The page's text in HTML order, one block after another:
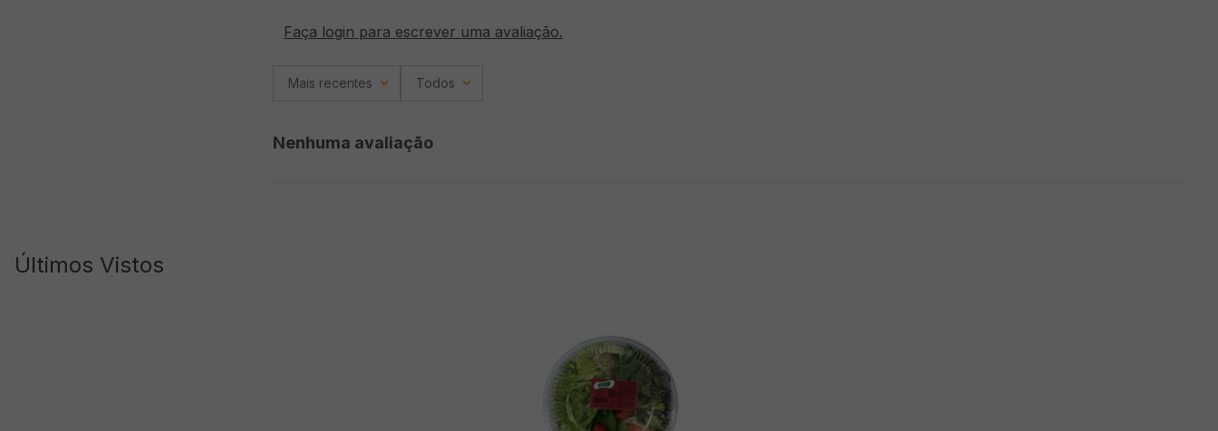
Faça login para escrever uma avaliação.
Mais recentes Todos
Nenhuma avaliação
Últimos Vistos